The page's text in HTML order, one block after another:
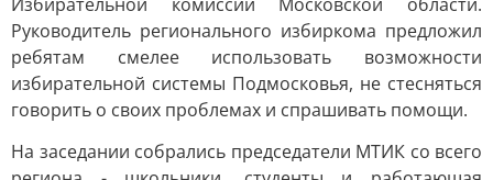
Руководитель регионального избиркома предложил
ребятам смелее использовать возможности
избирательной системы Подмосковья, не стесняться
говорить о своих проблемах и спрашивать помощи.
На заседании собрались председатели МТИК со всего